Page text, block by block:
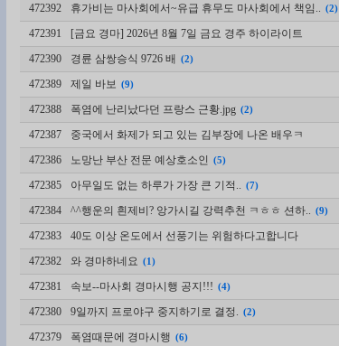
472392
휴가비는 마사회에서~유급 휴무도 마사회에서 책임.. (2)
472391
[금요 경마] 2026년 8월 7일 금요 경주 하이라이트
472390
경륜 삼쌍승식 9726 배 (2)
472389
제일 바보 (9)
472388
폭염에 난리났다던 프랑스 근황.jpg (2)
472387
중국에서 화제가 되고 있는 김부장에 나온 배우ㅋ
472386
노망난 부산 전문 예상호소인 (5)
472385
아무일도 없는 하루가 가장 큰 기적.. (7)
472384
^^행운의 흰제비? 앙가시길 강력추천 ㅋㅎㅎ 션하.. (9)
472383
40도 이상 온도에서 선풍기는 위험하다고합니다
472382
와 경마하네요 (1)
472381
속보--마사회 경마시행 공지!!! (4)
472380
9일까지 프로야구 중지하기로 결정. (2)
472379
폭염때문에 경마시행 (6)